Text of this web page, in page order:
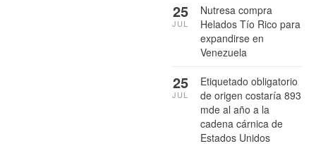
Nutresa compra
Helados Tío Rico para
expandirse en
Venezuela
25
JUL
Etiquetado obligatorio
de origen costaría 893
mde al año a la
cadena cárnica de
Estados Unidos
25
JUL